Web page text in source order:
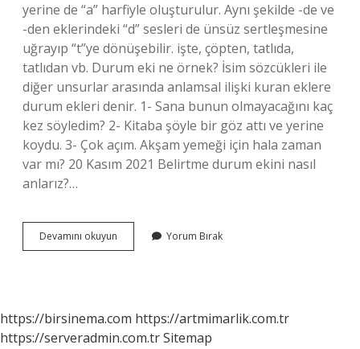
yerine de “a” harfiyle oluşturulur. Aynı şekilde -de ve
-den eklerindeki “d” sesleri de ünsüz sertleşmesine
uğrayıp “t”ye dönüşebilir. işte, çöpten, tatlıda,
tatlıdan vb. Durum eki ne örnek? İsim sözcükleri ile
diğer unsurlar arasında anlamsal ilişki kuran eklere
durum ekleri denir. 1- Sana bunun olmayacağını kaç
kez söyledim? 2- Kitaba şöyle bir göz attı ve yerine
koydu. 3- Çok açım. Akşam yemeği için hala zaman
var mı? 20 Kasım 2021 Belirtme durum ekini nasıl
anlarız?…
Devamını okuyun
Ekleri
Yorum Bırak
https://birsinema.com https://artmimarlik.com.tr
https://serveradmin.com.trSitemap